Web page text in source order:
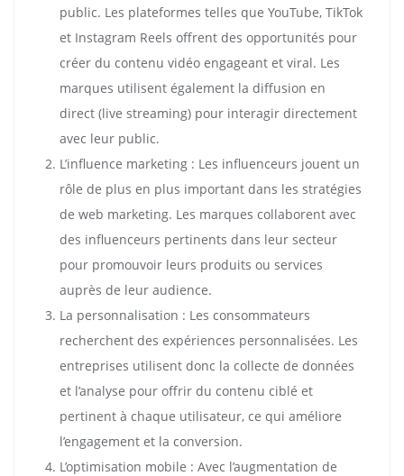
public. Les plateformes telles que YouTube, TikTok
et Instagram Reels offrent des opportunités pour
créer du contenu vidéo engageant et viral. Les
marques utilisent également la diffusion en
direct (live streaming) pour interagir directement
avec leur public.
L’influence marketing : Les influenceurs jouent un
rôle de plus en plus important dans les stratégies
de web marketing. Les marques collaborent avec
des influenceurs pertinents dans leur secteur
pour promouvoir leurs produits ou services
auprès de leur audience.
La personnalisation : Les consommateurs
recherchent des expériences personnalisées. Les
entreprises utilisent donc la collecte de données
et l’analyse pour offrir du contenu ciblé et
pertinent à chaque utilisateur, ce qui améliore
l’engagement et la conversion.
L’optimisation mobile : Avec l’augmentation de